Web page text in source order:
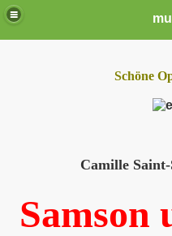
Schöne
Camille Saint-
Samson